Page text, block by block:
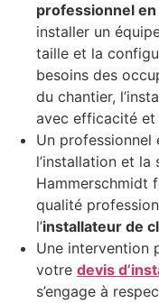
professionnel
installer un
taille et la
besoins des
du chantier,
avec efficacité et
Un
l’installation et
Hammerschmidt
qualité
l’installateur de
Une intervention
votre devis
s’engage à